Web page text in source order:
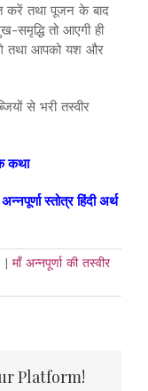
करें तथा पूजन के बाद
तो आएगी ही
तथा आपको यश और
से भरी तस्वीर
कथा‌
स्तोत्र हिंदी अर्थ
| माँ अन्नपूर्णा की तस्वीर
Platform!